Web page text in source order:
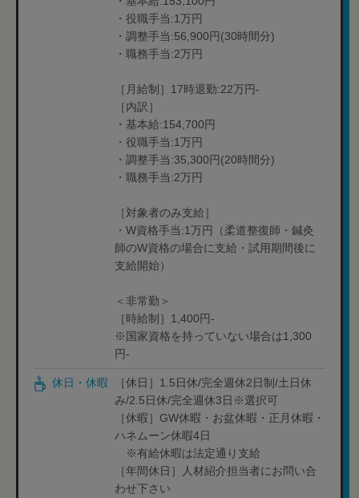
・役職手当:1万円
・調整手当:56,900円(30時間分)
・職務手当:2万円
［月給制］17時退勤:22万円-
［内訳］
・基本給:154,700円
・役職手当:1万円
・調整手当:35,300円(20時間分)
・職務手当:2万円
［対象者のみ支給］
・W資格手当:1万円（柔道整復師・鍼灸
師のW資格の場合に支給・試用期間後に
支給開始）
＜非常勤＞
［時給制］1,400円-
※国家資格を持っていない場合は1,300
円-
休日・休暇
［休日］1.5日休/完全週休2日制/土日休
み/2.5日休/完全週休3日※選択可
［休暇］GW休暇・お盆休暇・正月休暇・
ハネムーン休暇4日
※有給休暇は法定通り支給
［年間休日］人材紹介担当者にお問い合
わせ下さい